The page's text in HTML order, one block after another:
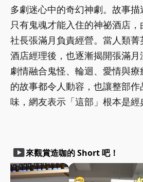
多劇迷心中的奇幻神劇。故事描
只有鬼魂才能入住的神祕酒店
社長張滿月負責經營。當人類
酒店經理後，也逐漸揭開張滿月
劇情融合鬼怪、輪迴、愛情與
的故事都令人動容，也讓整部
味，網友表示「這部」根本是經
smart_display來觀賞造咖的 Short 吧！